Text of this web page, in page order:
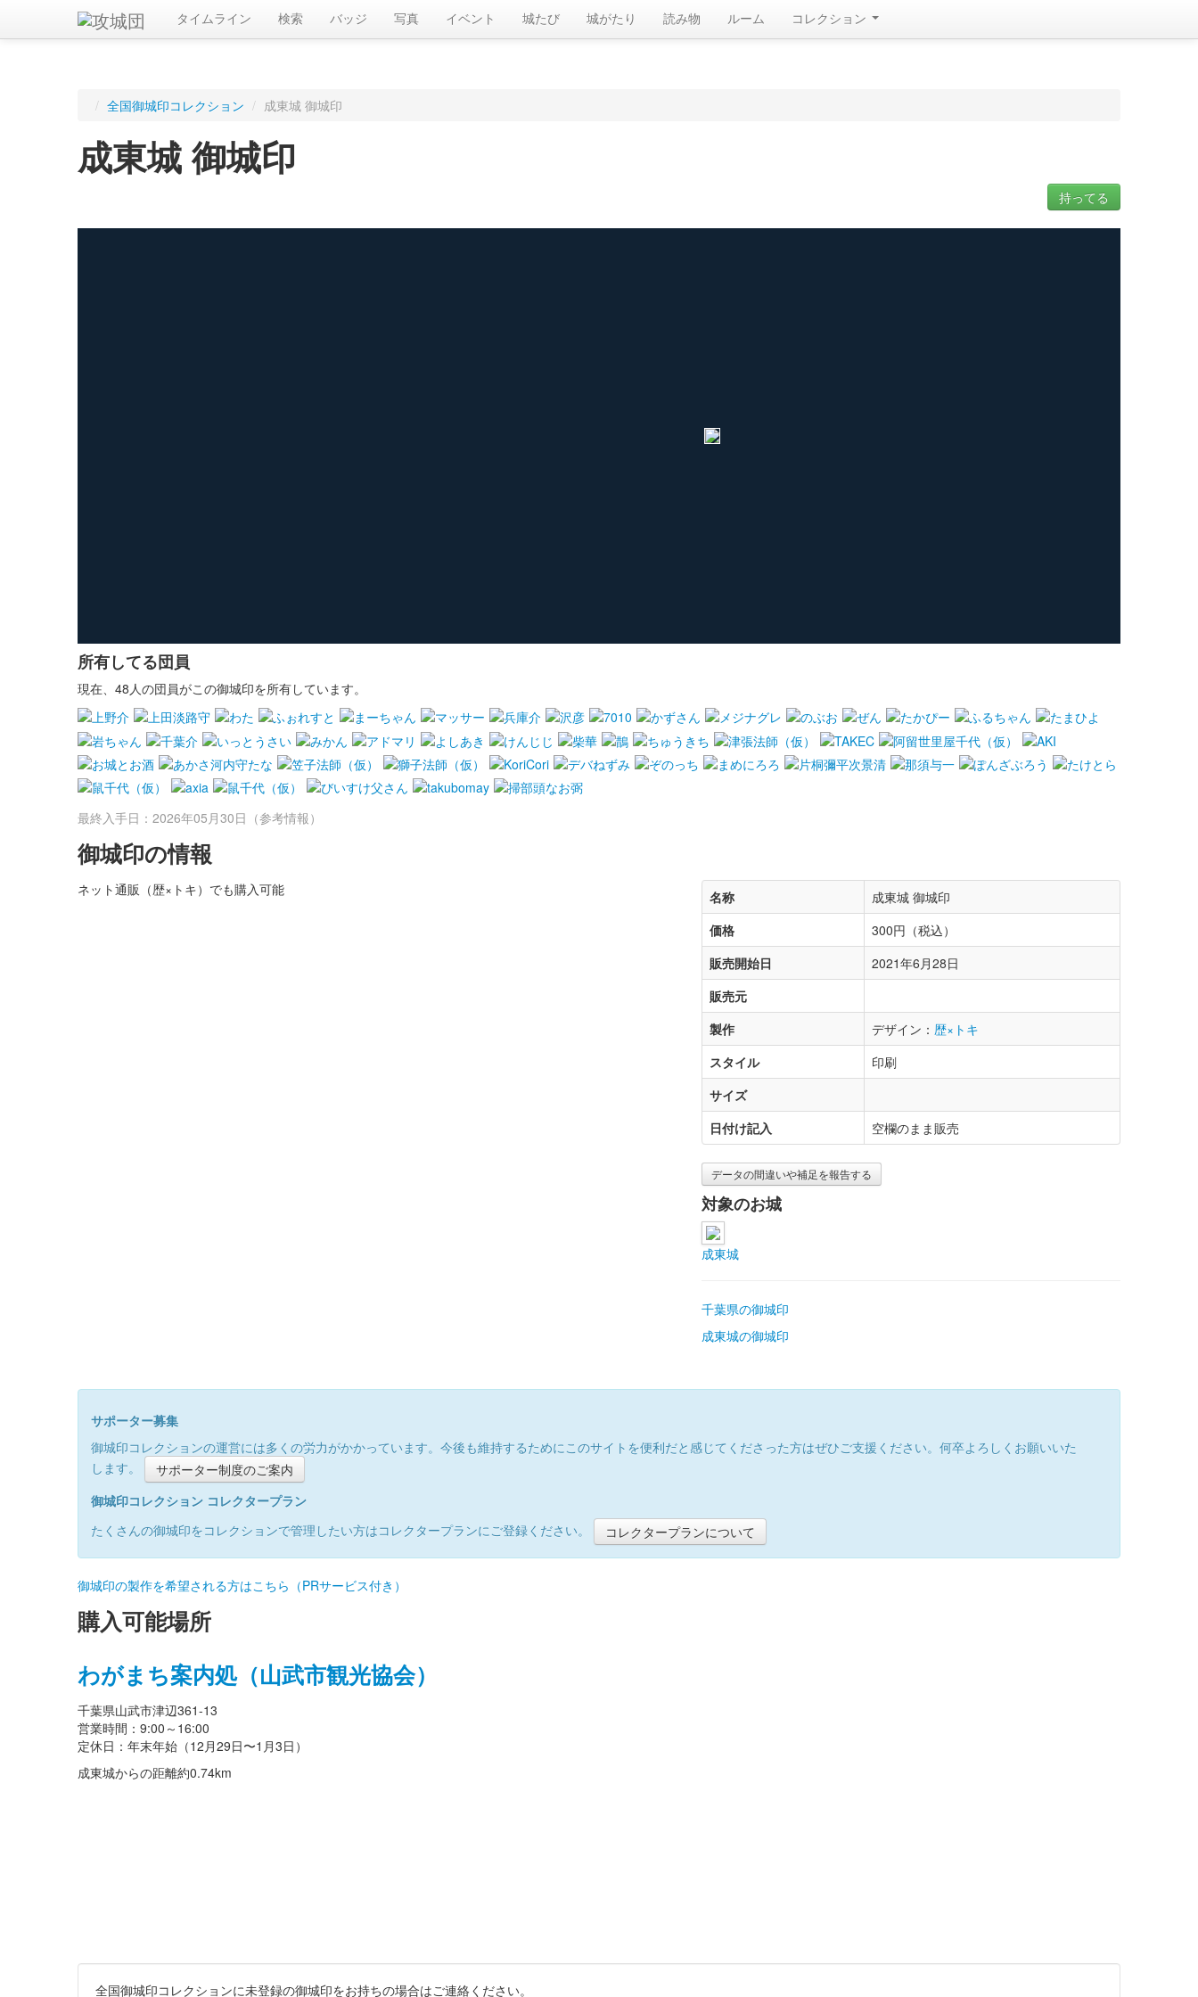
タイムライン 検索 バッジ 写真 イベント 城たび 城がたり 読み物 ルーム コレクション
/ 全国御城印コレクション / 成東城 御城印
成東城 御城印
持ってる
所有してる団員
現在、48人の団員がこの御城印を所有しています。
最終入手日：2026年05月30日（参考情報）
御城印の情報
ネット通販（歴×トキ）でも購入可能 名称
成東城 御城印
価格
300円（税込）
販売開始日
2021年6月28日
販売元
製作
デザイン： 歴×トキ
スタイル
印刷
サイズ
日付け記入
空欄のまま販売
データの間違いや補足を報告する
対象のお城
成東城
千葉県の御城印
成東城の御城印
サポーター募集
御城印コレクションの運営には多くの労力がかかっています。今後も維持するためにこのサイトを便利だと感じてくださった方はぜひご支援ください。何卒よろしくお願いいた
します。
サポーター制度のご案内
御城印コレクション コレクタープラン
たくさんの御城印をコレクションで管理したい方はコレクタープランにご登録ください。
コレクタープランについて
御城印の製作を希望される方はこちら（PRサービス付き）
購入可能場所
わがまち案内処（山武市観光協会）
千葉県山武市津辺361-13
営業時間：9:00～16:00
定休日：年末年始（12月29日〜1月3日）
成東城からの距離約0.74km
全国御城印コレクションに未登録の御城印をお持ちの場合はご連絡ください。